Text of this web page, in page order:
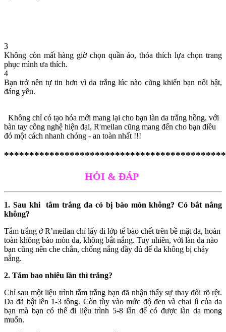
3
Không còn mất hàng giờ chọn quần áo, thỏa thích lựa chọn trang
phục mình ưa thích.
4
Bạn trở nên tự tin hơn vì da trắng lúc nào cũng khiến bạn nổi bật,
đáng yêu.
Không chỉ có tạo hóa mới mang lại cho bạn làn da trắng hồng, với
bàn tay công nghệ hiện đại, R'meilan cũng mang đến cho bạn điều
đó một cách nhanh chóng - an toàn nhất !!!
HỎI & ĐÁP
1. Sau khi tắm trắng da có bị bào mòn không? Có bắt nắng
không?
Tắm trắng ở R’meilan chỉ lấy đi lớp tế bào chết trên bề mặt da, hoàn
toàn không bào mòn da, không bắt nắng. Tuy nhiên, với làn da nào
bạn cũng nên che chắn, chống nắng đầy đủ để da không bị cháy
nắng.
2. Tắm bao nhiêu lần thì trắng?
Chỉ sau một liệu trình tắm trắng bạn đã nhận thấy sự thay đổi rõ rệt.
Da đã bật lên 1-3 tông. Còn tùy vào mức độ đen và chai lì của da
bạn mà bạn có thể đi liệu trình 5-8 lần để có được làn da mong
muốn.